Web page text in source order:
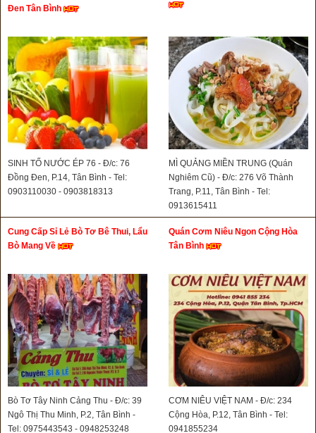
Đen Tân Bình
SINH TỐ NƯỚC ÉP 76 - Đ/c: 76
Đồng Đen, P.14, Tân Bình - Tel:
0903110030 - 0903818313
MÌ QUẢNG MIỀN TRUNG (Quán
Nghiêm Cũ) - Đ/c: 276 Võ Thành
Trang, P.11, Tân Bình - Tel:
0913615411
Cung Cấp Sỉ Lẻ Bò Tơ Bê Thui, Lẩu
Bò Mang Về
Bò Tơ Tây Ninh Cảng Thu - Đ/c: 39
Ngô Thị Thu Minh, P.2, Tân Bình -
Tel: 0975443543 - 0948253248
Quán Cơm Niêu Ngon Cộng Hòa
Tân Bình
CƠM NIÊU VIỆT NAM - Đ/c: 234
Cộng Hòa, P.12, Tân Bình - Tel:
0941855234